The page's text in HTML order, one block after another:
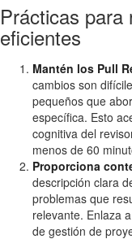
Prácticas para
eficientes
Mantén los Pull
cambios son
pequeños que
específica. Esto
cognitiva del
menos de 60
Proporciona
descripción clara
problemas que
relevante. Enlaza
de gestión de